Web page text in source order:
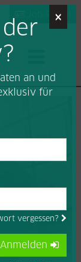
Job-Portal
×
an und
für
vergessen?
Anmelden